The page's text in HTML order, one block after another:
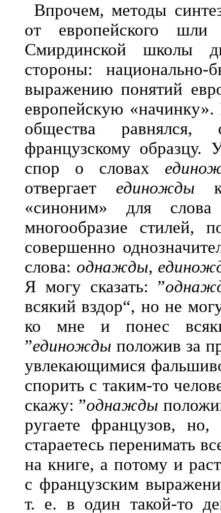
Впрочем, методы
от европейского
Смирдинской школы
стороны: национально-
выражению понятий
европейскую «начинку».
общества равнялся,
французскому образцу.
спор о словах
отвергает единожды
«синоним» для
многообразие стилей,
совершенно
слова: однажды,
Я могу сказать: ”
всякий вздор“, но не
ко мне и понес
”единожды положив за
увлекающимися
спорить с таким-то
скажу: ”однажды
ругаете французов,
стараетесь перенимать
на книге, а потому и
с французским
т. е. в один такой-то